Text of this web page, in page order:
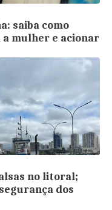
saiba como
mulher e acionar
no litoral;
dos